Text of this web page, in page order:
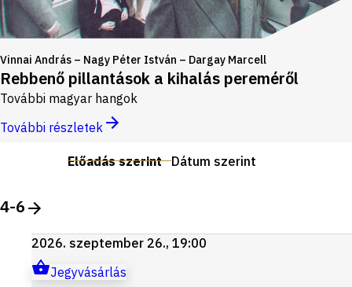
Vinnai András – Nagy Péter István – Dargay Marcell
Rebbenő pillantások a kihalás pereméről
További magyar hangok
További részletek
Előadás szerint Dátum szerint
4-6
2026. szeptember 26., 19:00
Jegyvásárlás